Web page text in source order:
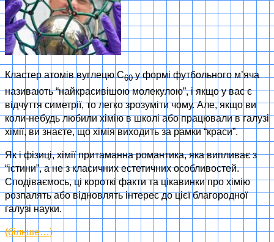
Кластер атомів вуглецю C60у формі футбольного м’яча
називають “найкрасивішою молекулою”, і якщо у вас є
відчуття симетрії, то легко зрозуміти чому. Але, якщо ви
коли-небудь любили хімію в школі або працювали в галузі
хімії, ви знаєте, що хімія виходить за рамки “краси”.
Як і фізиці, хімії притаманна романтика, яка випливає з
“істини”, а не з класичних естетичних особливостей.
Сподіваємось, ці короткі факти та цікавинки про хімію
розпалять або відновлять інтерес до цієї благородної
галузі науки.
(більше…)